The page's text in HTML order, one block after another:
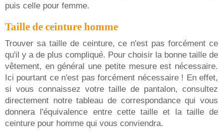
puis celle pour femme.
Taille de ceinture homme
Trouver sa taille de ceinture, ce n'est pas forcément ce
qu'il y a de plus compliqué. Pour choisir la bonne taille de
vêtement, en général une petite mesure est nécessaire.
Ici pourtant ce n'est pas forcément nécessaire ! En effet,
si vous connaissez votre taille de pantalon, consultez
directement notre tableau de correspondance qui vous
donnera l'équivalence entre cette taille et la taille de
ceinture pour homme qui vous conviendra.